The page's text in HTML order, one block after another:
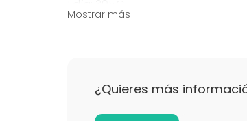
Sábado (día entero): 420€
de 4h de (9 a 13 h o de 14 a 18
Mostrar más
¿Quieres más